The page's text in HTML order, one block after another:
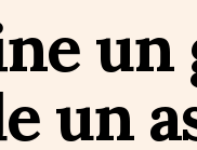
un